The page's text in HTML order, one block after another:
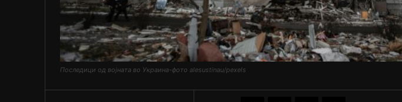
Последици од војната во Украина-фото alesustinau/pexels